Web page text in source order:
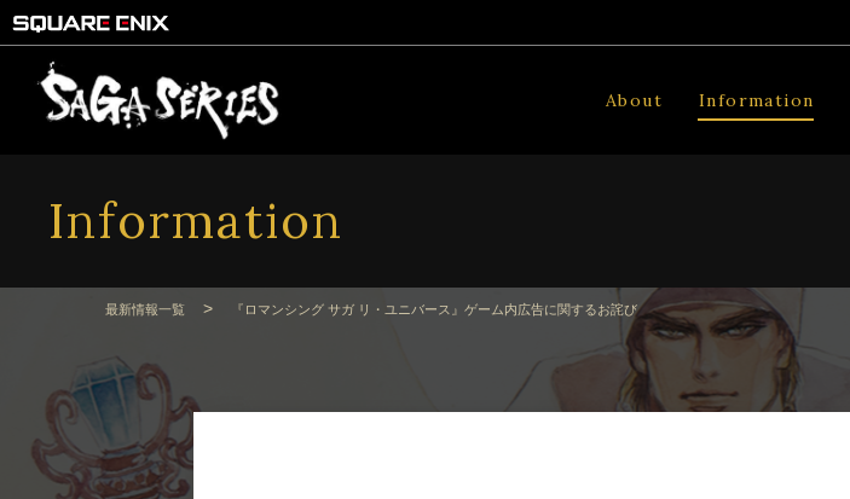
About Information
Information
最新情報一覧 > 『ロマンシング サガ リ・ユニバース』ゲーム内広告に関するお詫び